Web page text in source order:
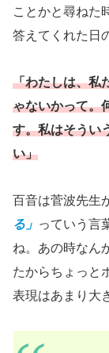
ことかと尋ねた
答えてくれた日
「わたしは、私
ゃないかって。
す。私はそうい
い」
百音は菅波先生
る」 っていう言
ね。あの時なん
たからちょっと
表現はあまり大